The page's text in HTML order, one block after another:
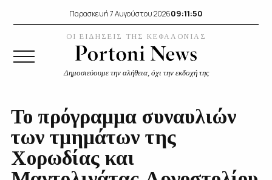
Παρασκευή 7 Αυγούστου 202609:11:51
ΟΙ ΕΙΔΗΣΕΙΣ ΤΗΣ ΚΕΦΑΛΟΝΙΑΣ
Δημοσιεύουμε την αλήθεια, όχι την εκδοχή της
Το πρόγραμμα συναυλιών
των τμημάτων της
Χορωδίας και